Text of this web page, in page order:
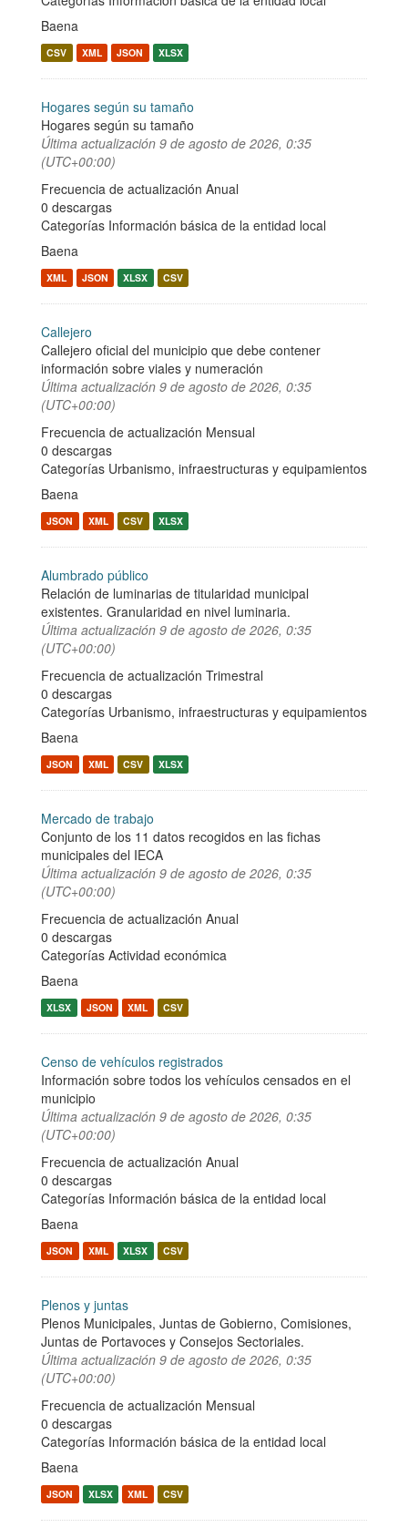
Baena
CSV XML JSON XLSX
Hogares según su tamaño
Hogares según su tamaño
Última actualización 9 de agosto de 2026, 0:35
(UTC+00:00)
Frecuencia de actualización Anual
0 descargas
Categorías Información básica de la entidad local
Baena
XML JSON XLSX CSV
Callejero
Callejero oficial del municipio que debe contener
información sobre viales y numeración
Última actualización 9 de agosto de 2026, 0:35
(UTC+00:00)
Frecuencia de actualización Mensual
0 descargas
Categorías Urbanismo, infraestructuras y equipamientos
Baena
JSON XML CSV XLSX
Alumbrado público
Relación de luminarias de titularidad municipal
existentes. Granularidad en nivel luminaria.
Última actualización 9 de agosto de 2026, 0:35
(UTC+00:00)
Frecuencia de actualización Trimestral
0 descargas
Categorías Urbanismo, infraestructuras y equipamientos
Baena
JSON XML CSV XLSX
Mercado de trabajo
Conjunto de los 11 datos recogidos en las fichas
municipales del IECA
Última actualización 9 de agosto de 2026, 0:35
(UTC+00:00)
Frecuencia de actualización Anual
0 descargas
Categorías Actividad económica
Baena
XLSX JSON XML CSV
Censo de vehículos registrados
Información sobre todos los vehículos censados en el
municipio
Última actualización 9 de agosto de 2026, 0:35
(UTC+00:00)
Frecuencia de actualización Anual
0 descargas
Categorías Información básica de la entidad local
Baena
JSON XML XLSX CSV
Plenos y juntas
Plenos Municipales, Juntas de Gobierno, Comisiones,
Juntas de Portavoces y Consejos Sectoriales.
Última actualización 9 de agosto de 2026, 0:35
(UTC+00:00)
Frecuencia de actualización Mensual
0 descargas
Categorías Información básica de la entidad local
Baena
JSON XLSX XML CSV